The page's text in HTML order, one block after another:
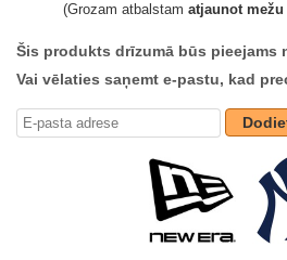
(Grozam atbalstam atjaunot mežu
Šis produkts drīzumā būs pieejams
Vai vēlaties saņemt e-pastu, kad